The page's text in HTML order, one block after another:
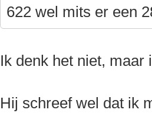
622 wel mits er een
Ik denk het niet, maar
Hij schreef wel dat ik